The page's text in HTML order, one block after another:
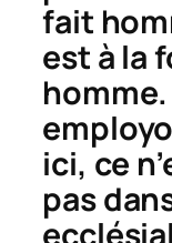
fait
est à la
ici, ce
pas